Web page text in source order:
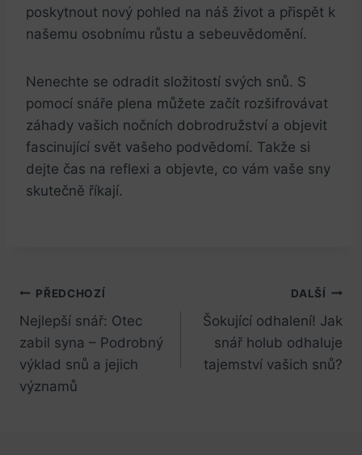
poskytnout nový pohled na náš život a přispět k
našemu osobnímu růstu a sebeuvědomění.
Nenechte se odradit složitostí svých snů. S
pomocí snáře plena můžete začít rozšifrovávat
záhady vašich nočních dobrodružství a objevit
fascinující svět vašeho podvědomí. Takže si
dejte čas na reflexi a objevte, co vám vaše sny
skutečně říkají.
Navigace
pro
příspěvek
PŘEDCHOZÍ
Nejlepší snář: Otec
zabil syna – Podrobný
výklad snů a jejich
významů
DALŠÍ
Šokující odhalení! Jak
snář holub odhaluje
tajemství vašich snů?